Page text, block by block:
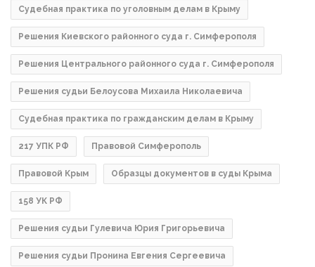
Судебная практика по уголовным делам в Крыму
Решения Киевского районного суда г. Симферополя
Решения Центрального районного суда г. Симферополя
Решения судьи Белоусова Михаила Николаевича
Судебная практика по гражданским делам в Крыму
217 УПК РФ Правовой Симферополь
Правовой Крым Образцы документов в суды Крыма
158 УК РФ
Решения судьи Гулевича Юрия Григорьевича
Решения судьи Пронина Евгения Сергеевича